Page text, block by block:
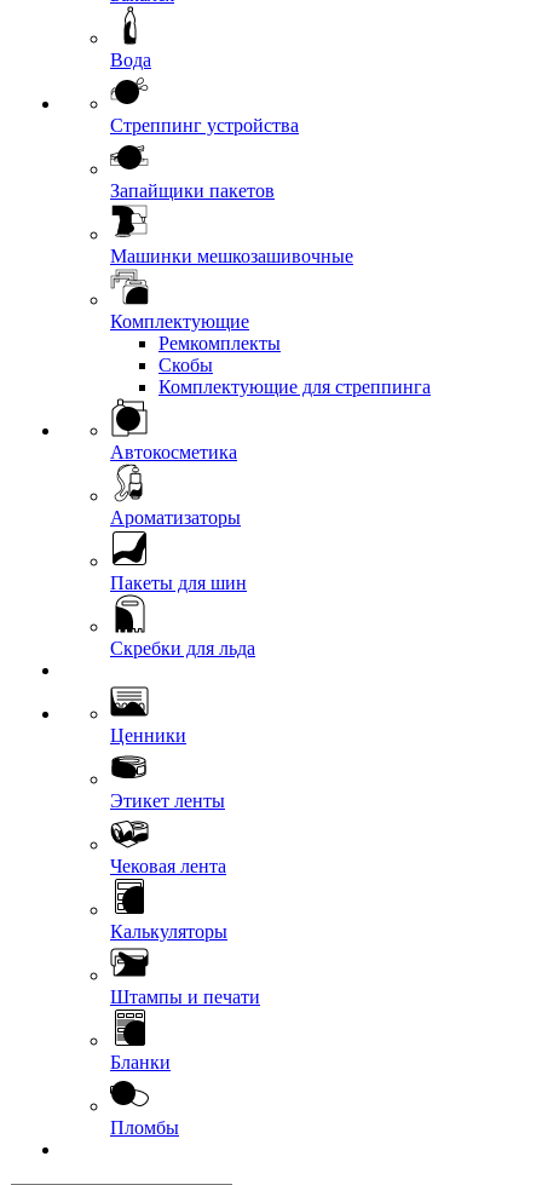
Вода
Стреппинг устройства
Запайщики пакетов
Машинки мешкозашивочные
Комплектующие
Ремкомплекты
Скобы
Комплектующие для стреппинга
Автокосметика
Ароматизаторы
Пакеты для шин
Скребки для льда
Ценники
Этикет ленты
Чековая лента
Калькуляторы
Штампы и печати
Бланки
Пломбы